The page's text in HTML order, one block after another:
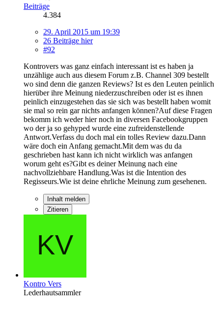
Beiträge
4.384
29. April 2015 um 19:39
26 Beiträge hier
#92
Kontrovers was ganz einfach interessant ist es haben ja
unzählige auch aus diesem Forum z.B. Channel 309 bestellt
wo sind denn die ganzen Reviews? Ist es den Leuten peinlich
hierüber ihre Meinung niederzuschreiben oder ist es ihnen
peinlich einzugestehen das sie sich was bestellt haben womit
sie mal so rein gar nichts anfangen können?Auf diese Fragen
bekomm ich weder hier noch in diversen Facebookgruppen
wo der ja so gehyped wurde eine zufreidenstellende
Antwort.Verfass du doch mal ein tolles Review dazu.Dann
wäre doch ein Anfang gemacht.Mit dem was du da
geschrieben hast kann ich nicht wirklich was anfangen
worum geht es?Gibt es deiner Meinung nach eine
nachvollziehbare Handlung.Was ist die Intention des
Regisseurs.Wie ist deine ehrliche Meinung zum gesehenen.
Inhalt melden
Zitieren
Kontro Vers
Lederhautsammler